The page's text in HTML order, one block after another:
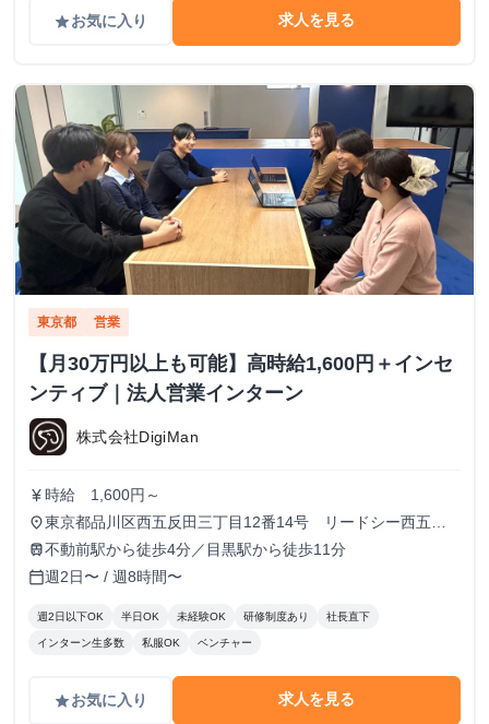
gradeお気に入り 求人を見る
東京都 営業
【月30万円以上も可能】高時給1,600円＋インセ
ンティブ｜法人営業インターン
株式会社DigiMan
currency_yen 時給 1,600円～
place東京都品川区西五反田三丁目12番14号 リードシー西五反
田ビル7-8階（受付8階）
train不動前駅から徒歩4分／目黒駅から徒歩11分
calendar_today週2日〜 / 週8時間〜
週2日以下OK 半日OK 未経験OK 研修制度あり 社長直下
インターン生多数 私服OK ベンチャー
gradeお気に入り 求人を見る